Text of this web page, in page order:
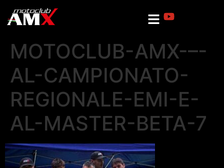
MOTOCLUB-AMX-–-
AL-CAMPIONATO-
REGIONALE-EMI-E-
AL-MASTER-BETA-7